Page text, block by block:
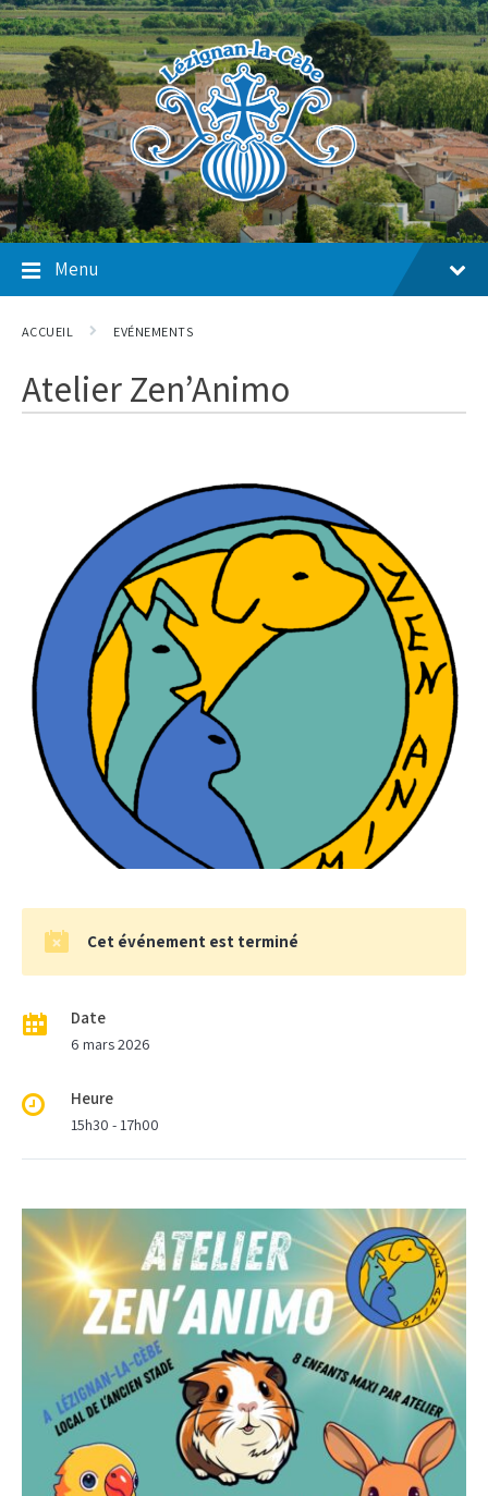
Skip
to
content
Skip
to
main
navigation
Skip
to
footer
Menu
ACCUEIL EVÉNEMENTS
Atelier Zen’Animo
Cet événement est terminé
Date
6 mars 2026
Heure
15h30 - 17h00